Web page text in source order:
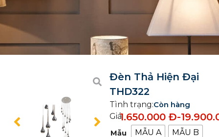
Đèn Thả Hiện Đại
THD322
Tình trạng:Còn hàng
Giá:1.650.000Đ-
Mẫu MẪU A MẪU B